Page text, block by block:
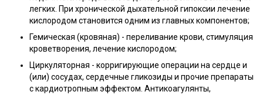
легких. При хронической дыхательной гипоксии лечение
кислородом становится одним из главных компонентов;
Гемическая (кровяная) - переливание крови, стимуляция
кроветворения, лечение кислородом;
Циркуляторная - корригирующие операции на сердце и
(или) сосудах, сердечные гликозиды и прочие препараты
с кардиотропным эффектом. Антикоагулянты,